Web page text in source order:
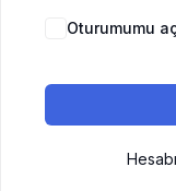
Oturumumu